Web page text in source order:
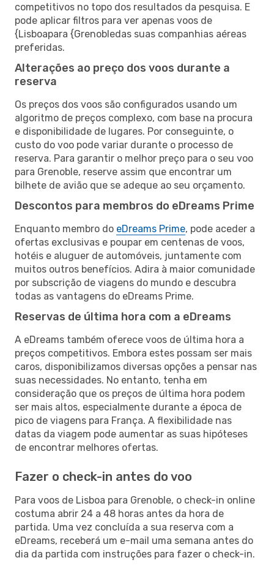
competitivos no topo dos resultados da pesquisa. E
pode aplicar filtros para ver apenas voos de
{Lisboapara {Grenobledas suas companhias aéreas
preferidas.
Alterações ao preço dos voos durante a
reserva
Os preços dos voos são configurados usando um
algoritmo de preços complexo, com base na procura
e disponibilidade de lugares. Por conseguinte, o
custo do voo pode variar durante o processo de
reserva. Para garantir o melhor preço para o seu voo
para Grenoble, reserve assim que encontrar um
bilhete de avião que se adeque ao seu orçamento.
Descontos para membros do eDreams Prime
Enquanto membro do eDreams Prime, pode aceder a
ofertas exclusivas e poupar em centenas de voos,
hotéis e aluguer de automóveis, juntamente com
muitos outros benefícios. Adira à maior comunidade
por subscrição de viagens do mundo e descubra
todas as vantagens do eDreams Prime.
Reservas de última hora com a eDreams
A eDreams também oferece voos de última hora a
preços competitivos. Embora estes possam ser mais
caros, disponibilizamos diversas opções a pensar nas
suas necessidades. No entanto, tenha em
consideração que os preços de última hora podem
ser mais altos, especialmente durante a época de
pico de viagens para França. A flexibilidade nas
datas da viagem pode aumentar as suas hipóteses
de encontrar melhores ofertas.
Fazer o check-in antes do voo
Para voos de Lisboa para Grenoble, o check-in online
costuma abrir 24 a 48 horas antes da hora de
partida. Uma vez concluída a sua reserva com a
eDreams, receberá um e-mail uma semana antes do
dia da partida com instruções para fazer o check-in.